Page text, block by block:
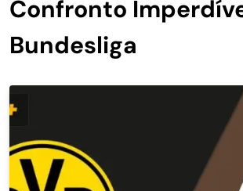
Confronto
Bundesliga